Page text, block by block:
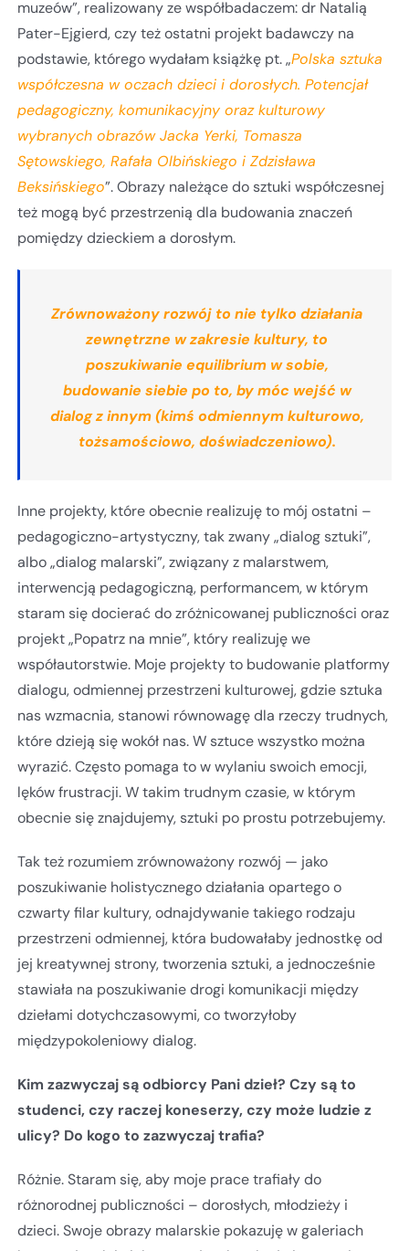
muzeów”, realizowany ze współbadaczem: dr Natalią
Pater-Ejgierd, czy też ostatni projekt badawczy na
podstawie, którego wydałam książkę pt. „Polska sztuka
współczesna w oczach dzieci i dorosłych. Potencjał
pedagogiczny, komunikacyjny oraz kulturowy
wybranych obrazów Jacka Yerki, Tomasza
Sętowskiego, Rafała Olbińskiego i Zdzisława
Beksińskiego”. Obrazy należące do sztuki współczesnej
też mogą być przestrzenią dla budowania znaczeń
pomiędzy dzieckiem a dorosłym.
Zrównoważony rozwój to nie tylko działania
zewnętrzne w zakresie kultury, to
poszukiwanie equilibrium w sobie,
budowanie siebie po to, by móc wejść w
dialog z innym (kimś odmiennym kulturowo,
tożsamościowo, doświadczeniowo).
Inne projekty, które obecnie realizuję to mój ostatni –
pedagogiczno-artystyczny, tak zwany „dialog sztuki”,
albo „dialog malarski”, związany z malarstwem,
interwencją pedagogiczną, performancem, w którym
staram się docierać do zróżnicowanej publiczności oraz
projekt „Popatrz na mnie”, który realizuję we
współautorstwie. Moje projekty to budowanie platformy
dialogu, odmiennej przestrzeni kulturowej, gdzie sztuka
nas wzmacnia, stanowi równowagę dla rzeczy trudnych,
które dzieją się wokół nas. W sztuce wszystko można
wyrazić. Często pomaga to w wylaniu swoich emocji,
lęków frustracji. W takim trudnym czasie, w którym
obecnie się znajdujemy, sztuki po prostu potrzebujemy.
Tak też rozumiem zrównoważony rozwój — jako
poszukiwanie holistycznego działania opartego o
czwarty filar kultury, odnajdywanie takiego rodzaju
przestrzeni odmiennej, która budowałaby jednostkę od
jej kreatywnej strony, tworzenia sztuki, a jednocześnie
stawiała na poszukiwanie drogi komunikacji między
dziełami dotychczasowymi, co tworzyłoby
międzypokoleniowy dialog.
Kim zazwyczaj są odbiorcy Pani dzieł? Czy są to
studenci, czy raczej koneserzy, czy może ludzie z
ulicy? Do kogo to zazwyczaj trafia?
Różnie. Staram się, aby moje prace trafiały do
różnorodnej publiczności – dorosłych, młodzieży i
dzieci. Swoje obrazy malarskie pokazuję w galeriach